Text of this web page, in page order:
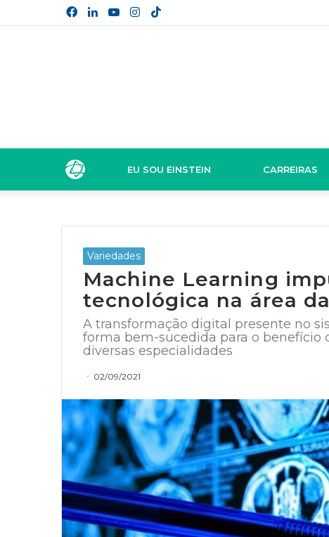
Facebook
LinkedinYouTubeInstagram
EU SOU EINSTEIN CARREIRAS
Variedades
Machine Learning
tecnológica na área
A transformação digital presente no
forma bem-sucedida para o benefício
diversas especialidades
02/09/2021